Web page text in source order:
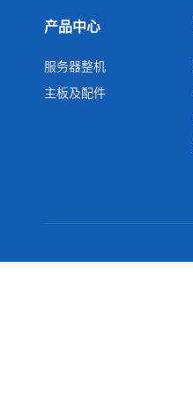
产品中心
服务器整机
主板及配件